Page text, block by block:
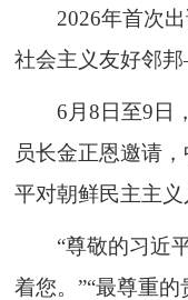
2026年首次
社会主义友好邻
6月8日至9日
员长金正恩邀请
平对朝鲜民主主义
“尊敬的习近
着您。”“最尊重